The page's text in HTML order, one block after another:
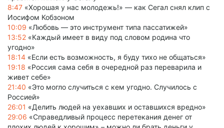
8:47 «Хорошая у нас молодежь!» — как Сегал снял клип с
Иосифом Кобзоном
10:09 «Любовь — это инструмент типа пассатижей»
13:52 «Каждый имеет в виду под словом родина что
угодно»
18:14 «Если есть возможность, я буду тихо не общаться»
19:18 «Россия сама себя в очередной раз переварила и
живет себе»
21:40 «Это могло случиться с кем угодно. Случилось с
Россией»
26:01 «Делить людей на уехавших и оставшихся вредно»
29:06 «Справедливый процесс перетекания денег от